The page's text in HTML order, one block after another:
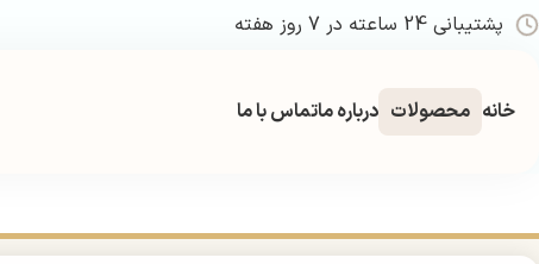
پشتیبانی 24 ساعته در 7 روز هفته
خانه محصولات درباره ماتماس با ما
خانه اکسسوری قهوه قطعات سایز 58 پاک اسکرین لواک سایز 58 میلی‌متر | Luwak Puck Screen 58mm